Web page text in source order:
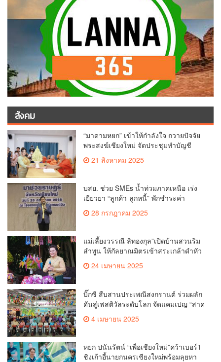
สังคม
“มาดามหยก” เข้าให้กำลังใจ ถวายปัจจัย
พระสงฆ์เชียงใหม่ จัดประชุมทำบัญชี
สวนดอก
21 สิงหาคม 2025
บสย. ช่วย SMEs น้ำท่วมภาคเหนือ เร่ง
เยียวยา “ลูกค้า-ลูกหนี้” พักชำระค่า
28 กรกฎาคม 2025
แม่เลี้ยงวรรณี ลิทองกุล”เปิดบ้านสวนริม
ลำพูน ให้กัลยาณมิตรเข้าสระเกล้าดำหัว
ขอพรเนื่องในประเพณีสงกรานต์ 2568
เพื่อสืบสาน อนุรักษ์ประเพณีอันดีงามที่
24 เมษายน 2025
บิ๊กซี สืบสานประเพณีสงกรานต์ ร่วมผลัก
ดันสู่เฟสติวัลระดับโลก จัดแคมเปญ “สาด
สูงสุด 50% กระตุ้นการเดินทางนักท่อง
2,132 ล้านบาท
4 เมษายน 2025
หยก ปนันรัตน์ “เพื่อเชียงใหม่”คว้าเบอร์1
ชิงเก้าอี้นายกนครเชียงใหม่พร้อมลุยหา